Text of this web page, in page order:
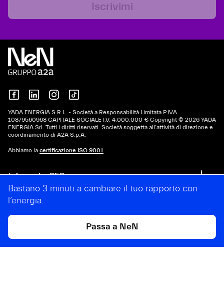
Iscrivimi
YADA ENERGIA S.R.L. - Società a Responsabilità Limitata P.IVA
10879560968 CAPITALE SOCIALE I.V. 4.000.000 € Copyright © 2026 YADA
ENERGIA Srl. Tutti i diritti riservati. Società soggetta all’attività di direzione e
coordinamento di A2A S.p.A.
Abbiamo la certificazione ISO 9001.
Info e robe SEO
Iniziative
Bastano 3 minuti a cambiare il tuo rapporto con
l’energia.
Passa a NeN